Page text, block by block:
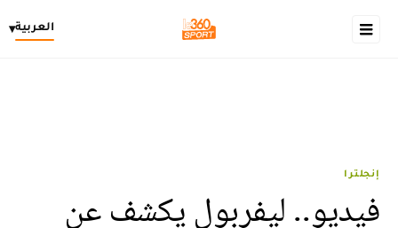
العربية▾
إنجلترا
فيديو.. ليفربول يكشف عن